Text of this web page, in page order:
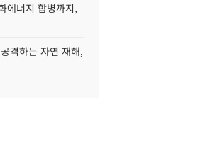
에너지 합병까지,
격하는 자연 재해,